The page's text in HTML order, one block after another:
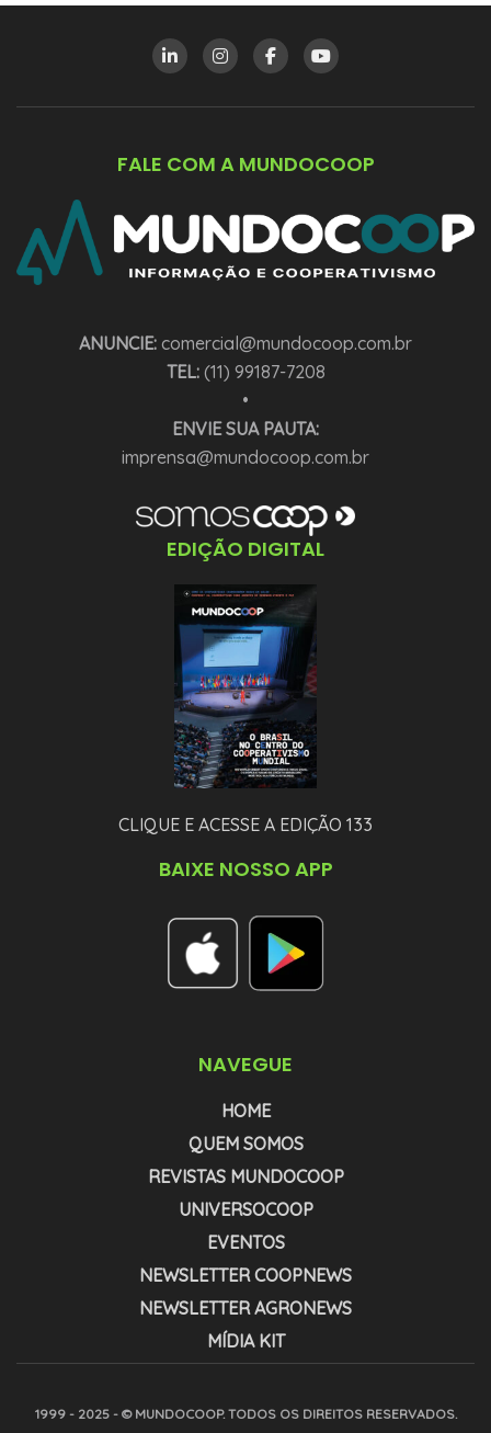
FALE COM A MUNDOCOOP
ANUNCIE: comercial@mundocoop.com.br
TEL:(11) 99187-7208
•
ENVIE SUA PAUTA:
imprensa@mundocoop.com.br
EDIÇÃO DIGITAL
CLIQUE E ACESSE A EDIÇÃO 133
BAIXE NOSSO APP
NAVEGUE
HOME
QUEM SOMOS
REVISTAS MUNDOCOOP
UNIVERSOCOOP
EVENTOS
NEWSLETTER COOPNEWS
NEWSLETTER AGRONEWS
MÍDIA KIT
1999 - 2025 - © MUNDOCOOP. TODOS OS DIREITOS RESERVADOS.